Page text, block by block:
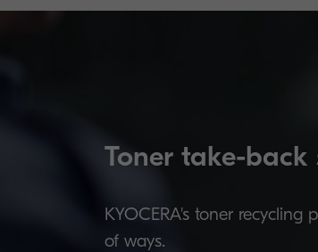
Toner take-back
KYOCERA's toner
of ways.